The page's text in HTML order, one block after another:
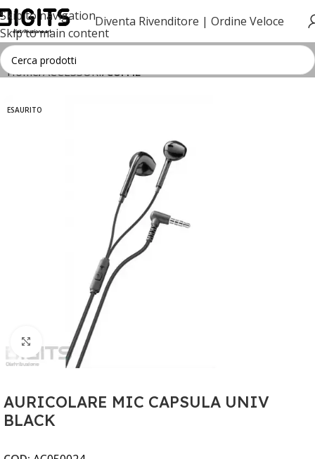
Skip to navigation
Skip to main content
Diventa Rivenditore | Ordine Veloce
Home ACCESSORI CUFFIE
ESAURITO
Clicca per ingrandire
AURICOLARE MIC CAPSULA UNIV
BLACK